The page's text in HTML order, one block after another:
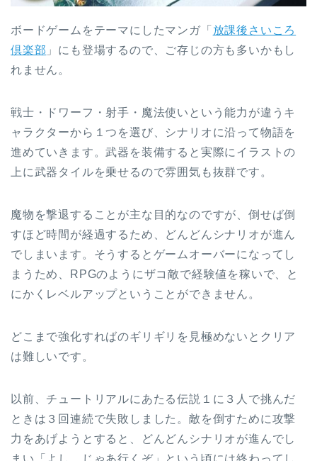
ボードゲームをテーマにしたマンガ「 放課後さいころ
倶楽部 」にも登場するので、ご存じの方も多いかもし
れません。
戦士・ドワーフ・射手・魔法使いという能力が違うキ
ャラクターから１つを選び、シナリオに沿って物語を
進めていきます。武器を装備すると実際にイラストの
上に武器タイルを乗せるので雰囲気も抜群です。
魔物を撃退することが主な目的なのですが、倒せば倒
すほど時間が経過するため、どんどんシナリオが進ん
でしまいます。そうするとゲームオーバーになってし
まうため、RPGのようにザコ敵で経験値を稼いで、と
にかくレベルアップということができません。
どこまで強化すればのギリギリを見極めないとクリア
は難しいです。
以前、チュートリアルにあたる伝説１に３人で挑んだ
ときは３回連続で失敗しました。敵を倒すために攻撃
力をあげようとすると、どんどんシナリオが進んでし
まい「よし、じゃあ行くぞ」という頃には終わってし